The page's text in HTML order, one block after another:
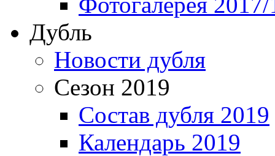
Дубль
Новости дубля
Сезон 2019
Состав дубля 2019
Календарь 2019